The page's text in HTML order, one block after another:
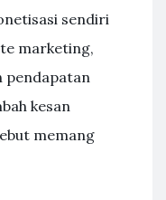
sendiri
marketing,
pendapatan
kesan
memang